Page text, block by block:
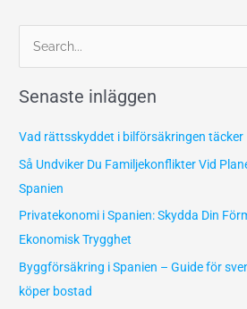
k
t
e
r
:
Senaste inläggen
Vad rättsskyddet i bilförsäkringen täcker
Så Undviker Du Familjekonflikter Vid
Spanien
Privatekonomi i Spanien: Skydda Din
Ekonomisk Trygghet
Byggförsäkring i Spanien – Guide för
köper bostad